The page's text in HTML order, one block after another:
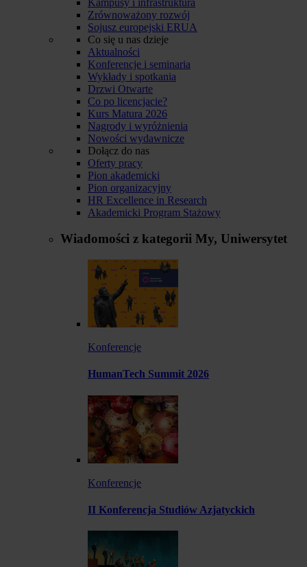
Zrównoważony rozwój
Sojusz europejski ERUA
Co się u nas dzieje
Aktualności
Konferencje i seminaria
Wykłady i spotkania
Drzwi Otwarte
Co po licencjacie?
Kurs Matura 2026
Nagrody i wyróżnienia
Nowości wydawnicze
Dołącz do nas
Oferty pracy
Pion akademicki
Pion organizacyjny
HR Excellence in Research
Akademicki Program Stażowy
Wiadomości z kategorii My, Uniwersytet
Konferencje
HumanTech Summit 2026
Konferencje
II Konferencja Studiów Azjatyckich